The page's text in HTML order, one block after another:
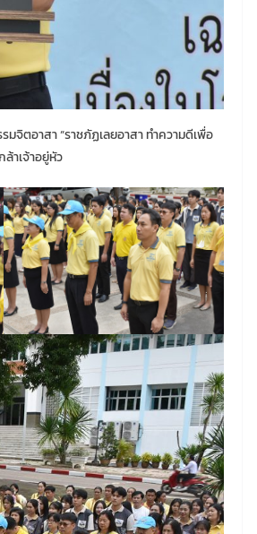
จิตอาสา “ราชภัฏเลยอาสา ทำความดีเพื่อ
าเจ้าอยู่หัว